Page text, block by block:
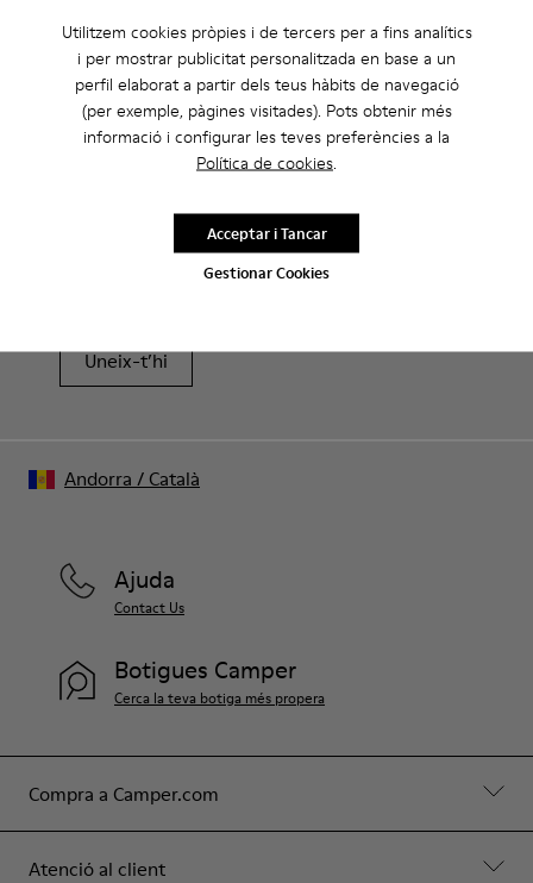
Utilitzem cookies pròpies i de tercers per a fins analítics
i per mostrar publicitat personalitzada en base a un
perfil elaborat a partir dels teus hàbits de navegació
(per exemple, pàgines visitades). Pots obtenir més
informació i configurar les teves preferències a la
Política de cookies.
Gestionar Cookies
Acceptar i Tancar
HOME SABATES ROZ PER A HOME
descompte extra
Això mateix. Com a membre de la comunitat podràs gaudir
d’avantatges exclusius com descomptes, accés anticipat,
Uneix-t’hi
Compra a Camper.com
Atenció al client
Ajuda
Contact Us
Botigues Camper
Cerca la teva botiga més propera
Andorra / Català